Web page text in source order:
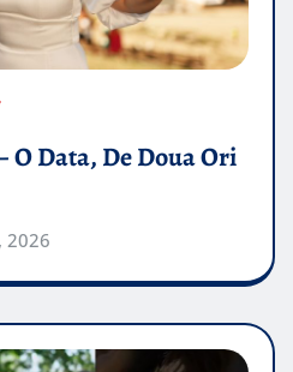
Data, De Doua Ori
2026